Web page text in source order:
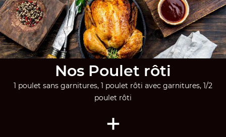
Nos Poulet rôti
1 poulet sans garnitures, 1 poulet rôti avec garnitures, 1/2
poulet rôti
+